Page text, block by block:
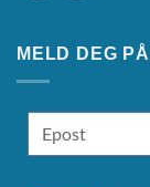
MELD DEG